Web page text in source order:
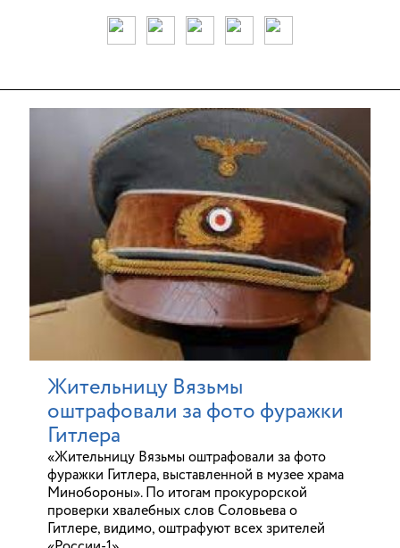
Жительницу Вязьмы
оштрафовали за фото фуражки
Гитлера
«Жительницу Вязьмы оштрафовали за фото
фуражки Гитлера, выставленной в музее храма
Минобороны». По итогам прокурорской
проверки хвалебных слов Соловьева о
Гитлере, видимо, оштрафуют всех зрителей